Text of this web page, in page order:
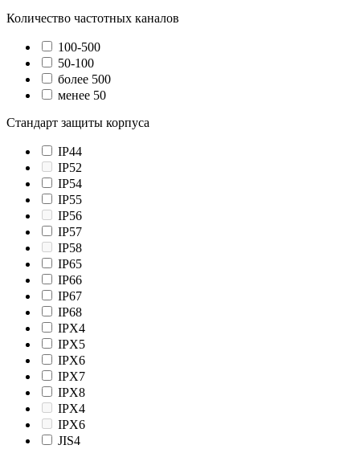
Количество частотных каналов
100-500
50-100
более 500
менее 50
Стандарт защиты корпуса
IP44
IP52
IP54
IP55
IP56
IP57
IP58
IP65
IP66
IP67
IP68
IPX4
IPX5
IPX6
IPX7
IPX8
IPХ4
IPХ6
JIS4